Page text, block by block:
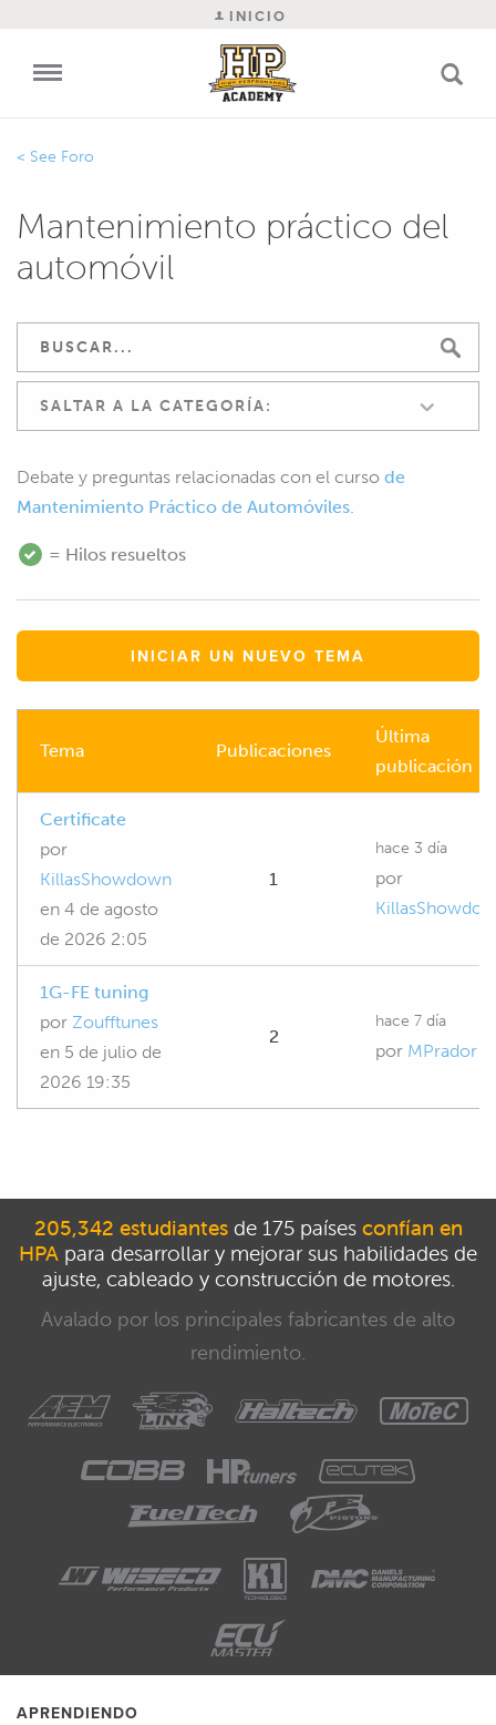
INICIO
Foro
Mantenimiento práctico del
automóvil
SALTAR A LA CATEGORÍA:
Debate y preguntas relacionadas con el curso de
Mantenimiento Práctico de Automóviles.
= Hilos resueltos
INICIAR UN NUEVO TEMA
Tema Publicaciones
Última
publicación
Certificate
por
KillasShowdown
en 4 de agosto
de 2026 2:05
1
hace 3 día
por
1G-FE tuning
por Zoufftunes
en 5 de julio de
2026 19:35
2
hace 7 día
por MPrador
205,342 estudiantesde 175 países confían en
HPA para desarrollar y mejorar sus habilidades de
ajuste, cableado y construcción de motores.
Avalado por los principales fabricantes de alto
rendimiento.
APRENDIENDO